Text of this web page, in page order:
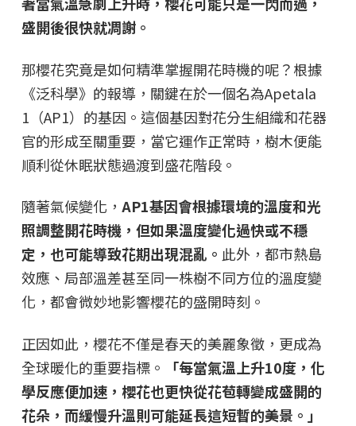
盛開後很快就凋謝。
那櫻花究竟是如何精準掌握開花時機的呢？根據
《泛科學》的報導，關鍵在於一個名為Apetala
1（AP1）的基因。這個基因對花分生組織和花器
官的形成至關重要，當它運作正常時，樹木便能
順利從休眠狀態過渡到盛花階段。
隨著氣候變化， AP1基因會根據環境的溫度和光
照調整開花時機，但如果溫度變化過快或不穩
定，也可能導致花期出現混亂。 此外，都市熱島
效應、局部溫差甚至同一株樹不同方位的溫度變
化，都會微妙地影響櫻花的盛開時刻。
正因如此，櫻花不僅是春天的美麗象徵，更成為
全球暖化的重要指標。
「每當氣溫上升10度，化
學反應便加速，櫻花也更快從花苞轉變成盛開的
花朵，而緩慢升溫則可能延長這短暫的美景。」